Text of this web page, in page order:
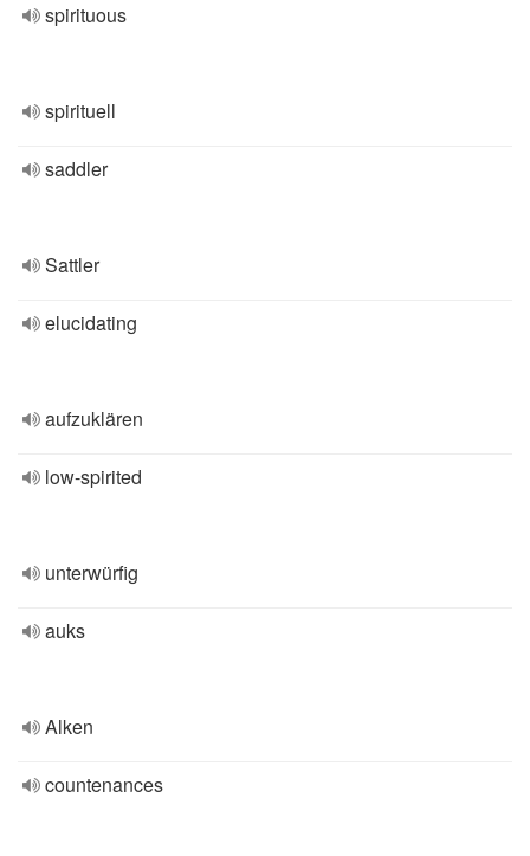
spirituous
spirituell
saddler
Sattler
elucidating
aufzuklären
low-spirited
unterwürfig
auks
Alken
countenances